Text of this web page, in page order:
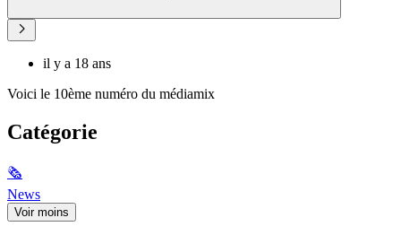
il y a 18 ans
Voici le 10ème numéro du médiamix
Catégorie
🗞
News
Voir moins